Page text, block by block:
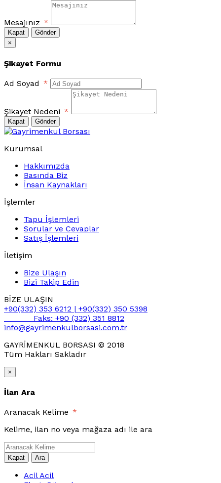
Mesajınız *
Kapat
Gönder
×
Şikayet Formu
Ad Soyad *
Şikayet Nedeni *
Kapat Gönder
Kurumsal
Hakkımızda
Basında Biz
İnsan Kaynakları
İşlemler
Tapu İşlemleri
Sorular ve Cevaplar
Satış İşlemleri
İletişim
Bize Ulaşın
Bizi Takip Edin
BİZE ULAŞIN
+90(332) 353 6212 | +90(332) 350 5398
Faks: +90 (332) 351 8812
info@gayrimenkulborsasi.com.tr
GAYRİMENKUL BORSASI © 2018
Tüm Hakları Sakladır
casino
blackjack
×
İlan Ara
Aranacak Kelime *
Kelime, ilan no veya mağaza adı ile ara
Kapat Ara
Acil Acil